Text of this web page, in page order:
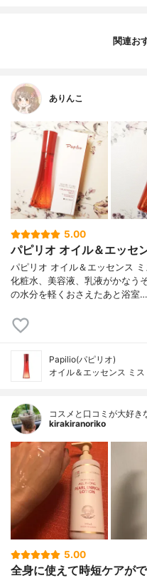
関連お
ありんこ
5.00
パピリオ オイル＆エッセ
パピリオ オイル＆エッセンス ミ
化粧水、美容液、乳液がかなう
の水分を軽くおさえたあと浴室…
Papilio(パピリオ)
オイル＆エッセンス ミス
コスメと口コミが大好き
kirakiranoriko
5.00
全身に使えて時短ケアが